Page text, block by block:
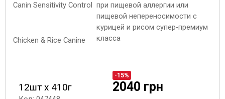
при пищевой аллергии или
пищевой непереносимости с
курицей и рисом супер-премиум
класса
12шт х 410г
-15%
2040 грн